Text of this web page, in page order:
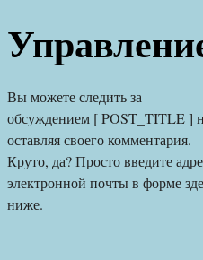
Вы можете следить за
обсуждением [ POST_TITLE ]
оставляя своего комментария.
Круто, да? Просто введите
электронной почты в форме
ниже.